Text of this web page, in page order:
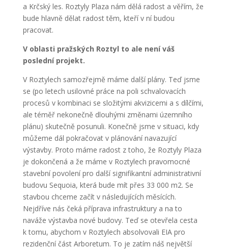
a Krčský les. Roztyly Plaza nám dělá radost a věřím, že
bude hlavně dělat radost těm, kteří v ní budou
pracovat.
V oblasti pražských Roztyl to ale není váš
poslední projekt.
V Roztylech samozřejmě máme další plány. Teď jsme
se (po letech usilovné práce na poli schvalovacích
procesů v kombinaci se složitými akvizicemi a s dílčími,
ale téměř nekonečně dlouhými změnami územního
plánu) skutečně posunuli. Konečně jsme v situaci, kdy
můžeme dál pokračovat v plánování navazující
výstavby. Proto máme radost z toho, že Roztyly Plaza
je dokončená a že máme v Roztylech pravomocné
stavební povolení pro další signifikantní administrativní
budovu Sequoia, která bude mít přes 33 000 m2. Se
stavbou chceme začít v následujících měsících.
Nejdříve nás čeká příprava infrastruktury a na to
naváže výstavba nové budovy. Teď se otevřela cesta
k tomu, abychom v Roztylech absolvovali EIA pro
rezidenční část Arboretum. To je zatím náš největší